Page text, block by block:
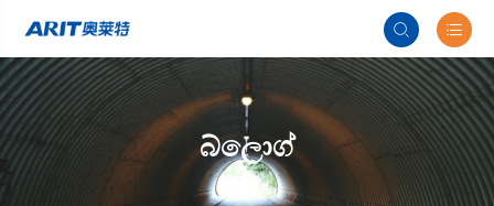
 
බ්ලොග්